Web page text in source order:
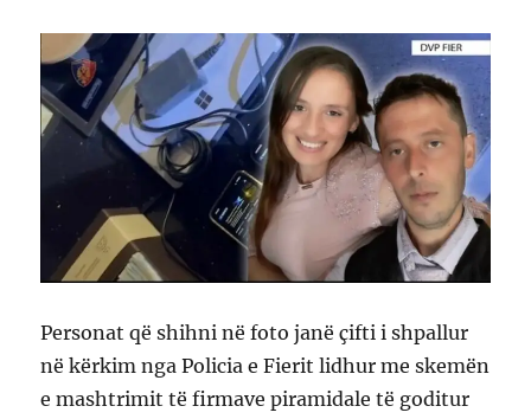
Personat që shihni në foto janë çifti i shpallur
në kërkim nga Policia e Fierit lidhur me skemën
e mashtrimit të firmave piramidale të goditur